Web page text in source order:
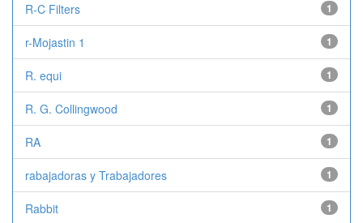
R-C Filters 1
r-Mojastin 1 1
R. equi 1
R. G. Collingwood 1
RA 1
rabajadoras y Trabajadores 1
Rabbit 1